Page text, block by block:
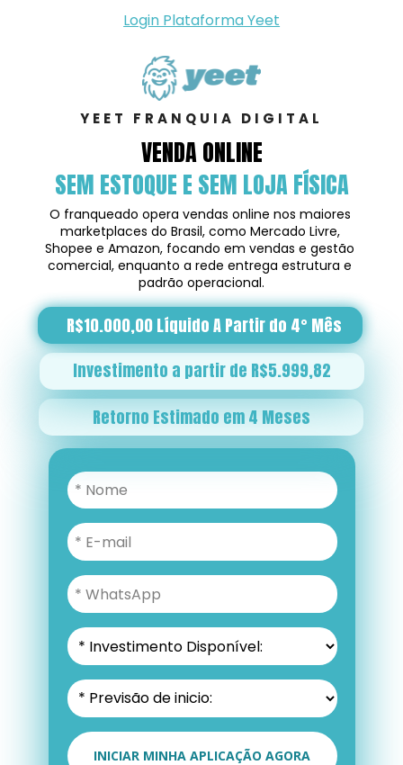
Login Plataforma Yeet
YEET FRANQUIA DIGITAL
VENDA ONLINE
SEM ESTOQUE E SEM LOJA FÍSICA
INICIAR MINHA APLICAÇÃO AGORA
O franqueado opera vendas online nos maiores
marketplaces do Brasil, como Mercado Livre,
Shopee e Amazon, focando em vendas e gestão
comercial, enquanto a rede entrega estrutura e
padrão operacional.
R$10.000,00 Líquido A Partir do 4° Mês
Retorno Estimado em 4 Meses
Investimento a partir de R$5.999,82